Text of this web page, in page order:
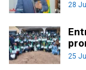
28
25